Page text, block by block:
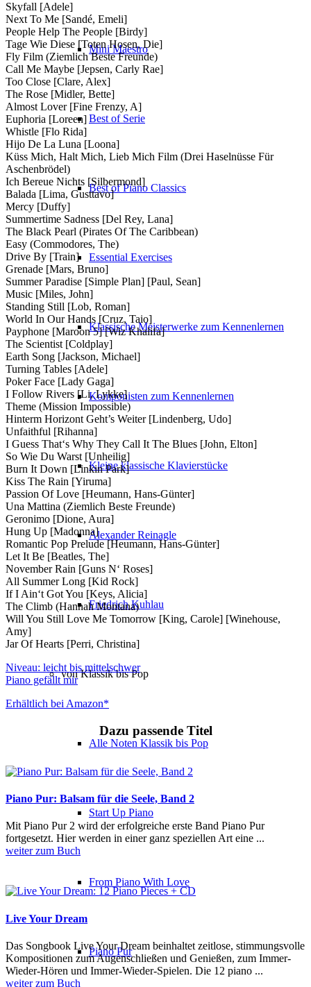
Mini Maestro
Best of Serie
Best of Piano Classics
Essential Exercises
Klassische Meisterwerke zum Kennenlernen
Komponisten zum Kennenlernen
Kleine klassische Klavierstücke
Alexander Reinagle
Friedrich Kuhlau
von Klassik bis Pop
Alle Noten Klassik bis Pop
Start Up Piano
From Piano With Love
Piano Pur
Skyfall [Adele]
Next To Me [Sandé, Emeli]
People Help The People [Birdy]
Tage Wie Diese [Toten Hosen, Die]
Fly Film (Ziemlich Beste Freunde)
Call Me Maybe [Jepsen, Carly Rae]
Too Close [Clare, Alex]
The Rose [Midler, Bette]
Almost Lover [Fine Frenzy, A]
Euphoria [Loreen]
Whistle [Flo Rida]
Hijo De La Luna [Loona]
Küss Mich, Halt Mich, Lieb Mich Film (Drei Haselnüsse Für
Aschenbrödel)
Ich Bereue Nichts [Silbermond]
Balada [Lima, Gusttavo]
Mercy [Duffy]
Summertime Sadness [Del Rey, Lana]
The Black Pearl (Pirates Of The Caribbean)
Easy (Commodores, The)
Drive By [Train]
Grenade [Mars, Bruno]
Summer Paradise [Simple Plan] [Paul, Sean]
Music [Miles, John]
Standing Still [Lob, Roman]
World In Our Hands [Cruz, Taio]
Payphone [Maroon 5] [Wiz Khalifa]
The Scientist [Coldplay]
Earth Song [Jackson, Michael]
Turning Tables [Adele]
Poker Face [Lady Gaga]
I Follow Rivers [Li, Lykke]
Theme (Mission Impossible)
Hinterm Horizont Geht’s Weiter [Lindenberg, Udo]
Unfaithful [Rihanna]
I Guess That‘s Why They Call It The Blues [John, Elton]
So Wie Du Warst [Unheilig]
Burn It Down [Linkin Park]
Kiss The Rain [Yiruma]
Passion Of Love [Heumann, Hans-Günter]
Una Mattina (Ziemlich Beste Freunde)
Geronimo [Dione, Aura]
Hung Up [Madonna]
Romantic Pop Prelude [Heumann, Hans-Günter]
Let It Be [Beatles, The]
November Rain [Guns N‘ Roses]
All Summer Long [Kid Rock]
If I Ain‘t Got You [Keys, Alicia]
The Climb (Hannah Montana)
Will You Still Love Me Tomorrow [King, Carole] [Winehouse,
Amy]
Jar Of Hearts [Perri, Christina]
Niveau: leicht bis mittelschwer
Piano gefällt mir
Erhältlich bei Amazon*
Dazu passende Titel
Piano Pur: Balsam für die Seele, Band 2
Mit Piano Pur 2 wird der erfolgreiche erste Band Piano Pur
fortgesetzt. Hier werden in einer ganz speziellen Art eine ...
weiter zum Buch
Live Your Dream
Das Songbook Live Your Dream beinhaltet zeitlose, stimmungsvolle
Kompositionen zum Augenschließen und Genießen, zum Immer-
Wieder-Hören und Immer-Wieder-Spielen. Die 12 piano ...
weiter zum Buch